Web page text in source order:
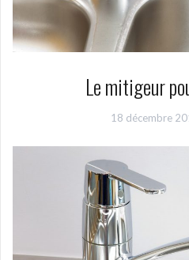
Le mitigeur
18 décembre